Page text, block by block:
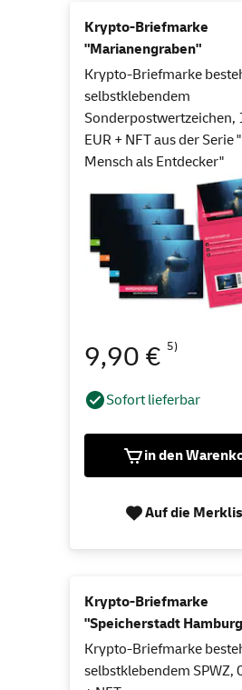
Krypto-Briefmarke
"Marianengraben"
Krypto-Briefmarke
selbstklebendem
Sonderpostwertzeichen,
EUR + NFT aus der Serie
Mensch als Entdecker"
9,90 € 5)
Sofort lieferbar
in den
Auf die
Krypto-Briefmarke
"Speicherstadt
Krypto-Briefmarke
selbstklebendem SPWZ,